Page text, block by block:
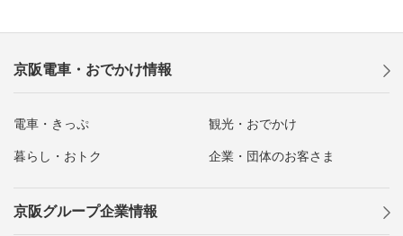
京阪電車・おでかけ情報
電車・きっぷ 観光・おでかけ
暮らし・おトク 企業・団体のお客さま
京阪グループ企業情報